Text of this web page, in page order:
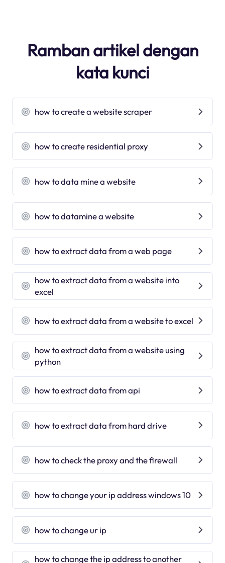
Ramban artikel dengan
kata kunci
how to create a website scraper
how to create residential proxy
how to data mine a website
how to datamine a website
how to extract data from a web page
how to extract data from a website into
excel
how to extract data from a website to excel
how to extract data from a website using
python
how to extract data from api
how to extract data from hard drive
how to check the proxy and the firewall
how to change your ip address windows 10
how to change ur ip
how to change the ip address to another